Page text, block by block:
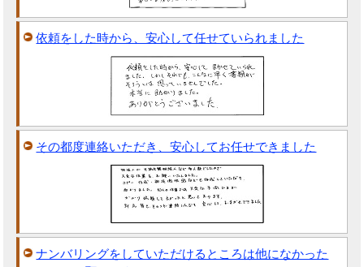
依頼をした時から、安心して任せていられました
その都度連絡いただき、安心してお任せできました
ナンバリングをしていただけるところは他になかった